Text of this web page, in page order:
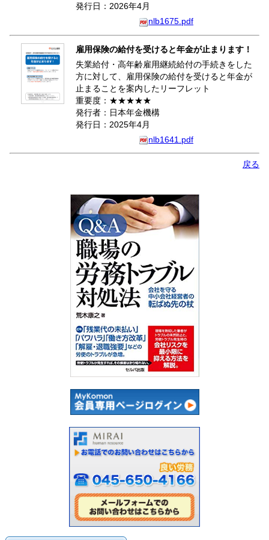
発行日：2026年4月
nlb1675.pdf
雇用保険の給付を受けると年金が止まります！
失業給付・高年齢雇用継続給付の手続きをした
方に対して、雇用保険の給付を受けると年金が
止まることを案内したリーフレット
重要度：★★★★★
発行者：日本年金機構
発行日：2025年4月
nlb1641.pdf
戻る